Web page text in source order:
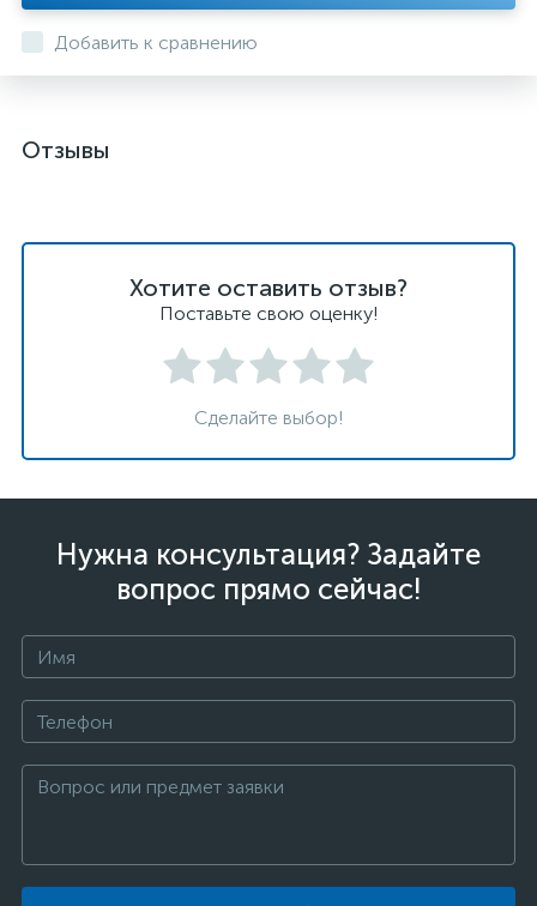
Добавить к сравнению
Отзывы
Хотите оставить отзыв?
Поставьте свою оценку!
Сделайте выбор!
Нужна консультация? Задайте
вопрос прямо сейчас!